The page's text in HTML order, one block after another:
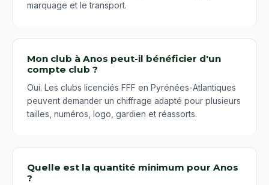
marquage et le transport.
Mon club à Anos peut-il bénéficier d'un
compte club ?
Oui. Les clubs licenciés FFF en Pyrénées-Atlantiques
peuvent demander un chiffrage adapté pour plusieurs
tailles, numéros, logo, gardien et réassorts.
Quelle est la quantité minimum pour Anos
?